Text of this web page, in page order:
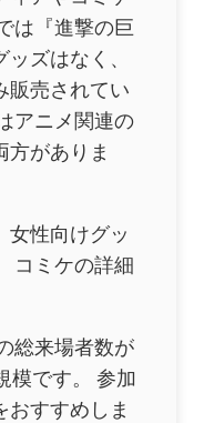
は『進撃の巨
ズはなく、
販売されてい
アニメ関連の
方がありま
女性向けグッ
コミケの詳細
総来場者数が
模です。 参加
おすすめしま